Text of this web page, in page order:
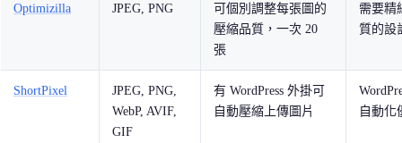
Optimizilla JPEG, PNG
可個別調整每張圖的
壓縮品質，一次 20
張
需要精
質的設
ShortPixel
JPEG, PNG,
WebP, AVIF,
GIF
有 WordPress 外掛可
自動壓縮上傳圖片
自動化